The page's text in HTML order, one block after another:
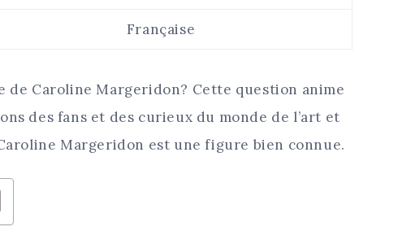
Française
de Caroline Margeridon? Cette question anime
des fans et des curieux du monde de l’art et
Margeridon est une figure bien connue.